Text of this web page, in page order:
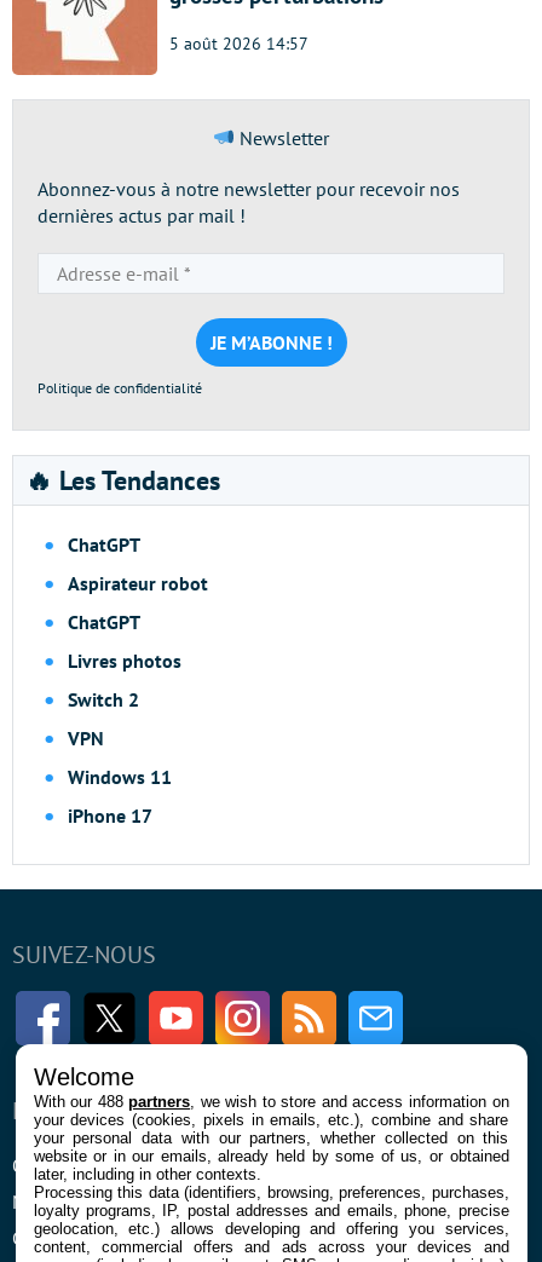
5 août 2026 14:57
Newsletter
Abonnez-vous à notre newsletter pour recevoir nos
dernières actus par mail !
e-
mail
*
Politique de confidentialité
🔥 Les Tendances
ChatGPT
Aspirateur robot
ChatGPT
Livres photos
Switch 2
VPN
Windows 11
iPhone 17
SUIVEZ-NOUS
FacebookTwitter Youtube InstagramRSS Newsletter
ENTREPRISE
Qui sommes nous
Mentions légales et CGU
Confidentialité et Cookies
À PROPOS
La rédaction
Contact
Welcome
With our 488partners , we wish to store and access information on
your devices (cookies, pixels in emails, etc.), combine and share
your personal data with our partners, whether collected on this
website or in our emails, already held by some of us, or obtained
later, including in other contexts.
Processing this data (identifiers, browsing, preferences, purchases,
loyalty programs, IP, postal addresses and emails, phone, precise
geolocation, etc.) allows developing and offering you services,
content, commercial offers and ads across your devices and